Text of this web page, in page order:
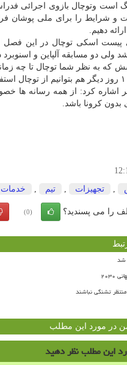
است وتوچال بازوی اجرائی
و شرایط را برای ملی پوشان
دهیم.
پیست اسکی توچال در این
ولی دو مسابقه آلپاین و
که به نظر شما توچال تا چه
اشاره کرد: از همه رسانه ها
کرونا باشد.
, تجهیزات , تیم , خدمات
را می پسندید؟ (0)
تشنگی نباشند
در مورد این مطلب
این مطلبنظر دهید